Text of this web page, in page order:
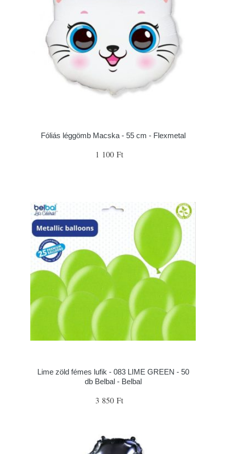
Fóliás léggömb Macska - 55 cm - Flexmetal
1 100 Ft
Lime zöld fémes lufik - 083 LIME GREEN - 50
db Belbal - Belbal
3 850 Ft